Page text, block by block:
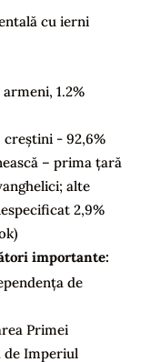
cu ierni
armeni, 1.2%
creștini - 92,6%
– prima țară
alte
2,9%
importante:
de
Primei
de Imperiul